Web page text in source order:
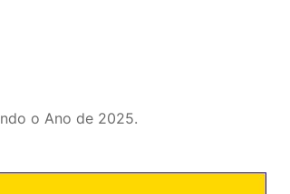
o Ano de 2025.